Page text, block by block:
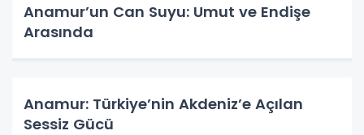
Anamur’un Can Suyu: Umut ve Endişe
Arasında
Anamur: Türkiye’nin Akdeniz’e Açılan
Sessiz Gücü